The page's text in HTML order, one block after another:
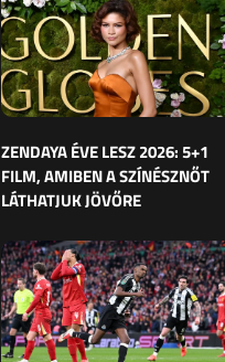
ZENDAYA ÉVE LESZ 2026: 5+1
FILM, AMIBEN A SZÍNÉSZNŐT
LÁTHATJUK JÖVŐRE